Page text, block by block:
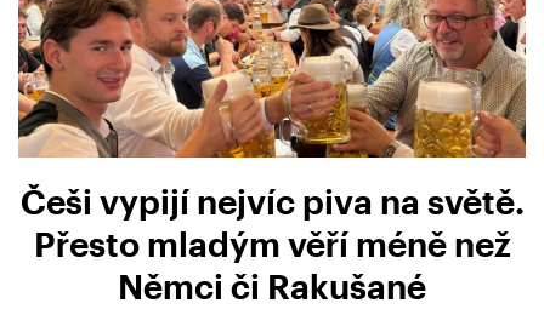
Češi vypijí nejvíc piva na světě.
Přesto mladým věří méně než
Němci či Rakušané